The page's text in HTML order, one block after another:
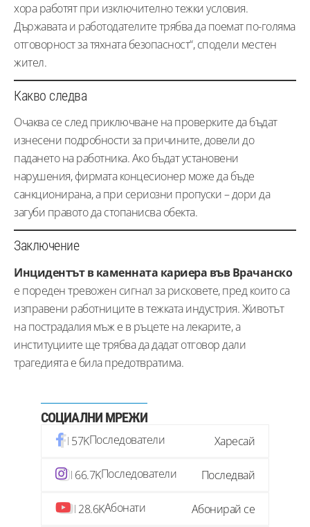
хора работят при изключително тежки условия.
Държавата и работодателите трябва да поемат по-голяма
отговорност за тяхната безопасност“, сподели местен
жител.
Какво следва
Очаква се след приключване на проверките да бъдат
изнесени подробности за причините, довели до
падането на работника. Ако бъдат установени
нарушения, фирмата концесионер може да бъде
санкционирана, а при сериозни пропуски – дори да
загуби правото да стопанисва обекта.
Заключение
Инцидентът в каменната кариера във Врачанско
е пореден тревожен сигнал за рисковете, пред които са
изправени работниците в тежката индустрия. Животът
на пострадалия мъж е в ръцете на лекарите, а
институциите ще трябва да дадат отговор дали
трагедията е била предотвратима.
СОЦИАЛНИ МРЕЖИ
57KПоследователи Харесай
66.7KПоследователи Последвай
28.6KАбонати Абонирай се